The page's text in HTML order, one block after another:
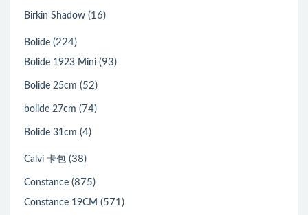
Birkin Shadow (16)
Bolide (224)
Bolide 1923 Mini (93)
Bolide 25cm (52)
bolide 27cm (74)
Bolide 31cm (4)
Calvi 卡包 (38)
Constance (875)
Constance 19CM (571)